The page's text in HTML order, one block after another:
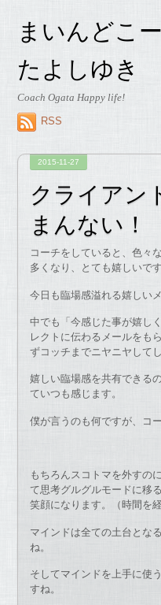
まいんどこ
たよしゆき
Coach Ogata Happy life!
RSS
2015-11-27
クライアン
まんない！
コーチをしていると、色々
多くなり、とても嬉しいです
今日も臨場感溢れる嬉しい
中でも「今感じた事が嬉し
レクトに伝わるメールをも
ずコッチまでニヤニヤして
嬉しい臨場感を共有できる
ていつも感じます。
僕が言うのも何ですが、コ
もちろんスコトマを外すの
て思考グルグルモードに移
笑顔になります。（時間を
マインドは全ての土台とな
ね。
そしてマインドを上手に使
すね。